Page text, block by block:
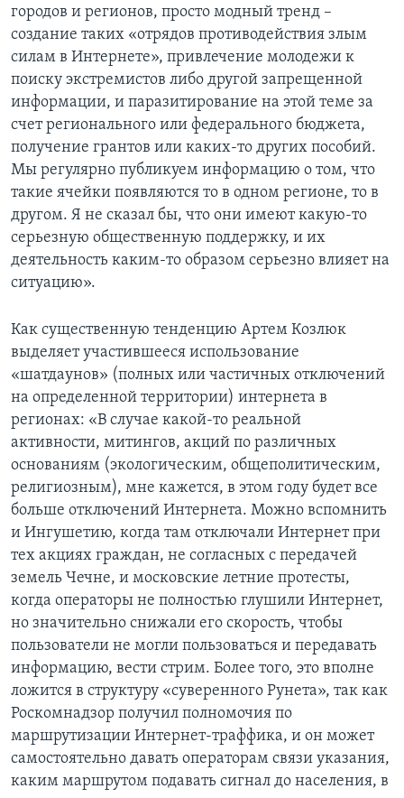
городов и регионов, просто модный тренд –
создание таких «отрядов противодействия злым
силам в Интернете», привлечение молодежи к
поиску экстремистов либо другой запрещенной
информации, и паразитирование на этой теме за
счет регионального или федерального бюджета,
получение грантов или каких-то других пособий.
Мы регулярно публикуем информацию о том, что
такие ячейки появляются то в одном регионе, то в
другом. Я не сказал бы, что они имеют какую-то
серьезную общественную поддержку, и их
деятельность каким-то образом серьезно влияет на
ситуацию».
Как существенную тенденцию Артем Козлюк
выделяет участившееся использование
«шатдаунов» (полных или частичных отключений
на определенной территории) интернета в
регионах: «В случае какой-то реальной
активности, митингов, акций по различных
основаниям (экологическим, общеполитическим,
религиозным), мне кажется, в этом году будет все
больше отключений Интернета. Можно вспомнить
и Ингушетию, когда там отключали Интернет при
тех акциях граждан, не согласных с передачей
земель Чечне, и московские летние протесты,
когда операторы не полностью глушили Интернет,
но значительно снижали его скорость, чтобы
пользователи не могли пользоваться и передавать
информацию, вести стрим. Более того, это вполне
ложится в структуру «суверенного Рунета», так как
Роскомнадзор получил полномочия по
маршрутизации Интернет-траффика, и он может
самостоятельно давать операторам связи указания,
каким маршрутом подавать сигнал до населения, в